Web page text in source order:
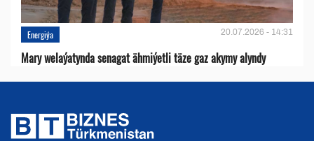
Energiýa 20.07.2026 - 14:31
Mary welaýatynda senagat ähmiýetli täze gaz akymy alyndy